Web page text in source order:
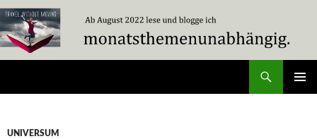
Zum
Inhalt
springen
UNIVERSUM